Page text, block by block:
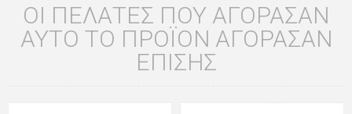
ΟΙ ΠΕΛΆΤΕΣ ΠΟΥ ΑΓΌΡΑΣΑΝ
ΑΥΤΌ ΤΟ ΠΡΟΪΌΝ ΑΓΌΡΑΣΑΝ
ΕΠΊΣΗΣ